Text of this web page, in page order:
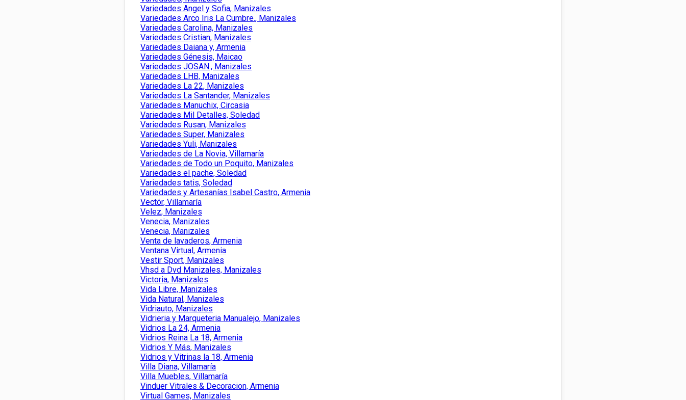
Variedades Angel y Sofia, Manizales
Variedades Arco Iris La Cumbre., Manizales
Variedades Carolina, Manizales
Variedades Cristian, Manizales
Variedades Daiana y, Armenia
Variedades Génesis, Maicao
Variedades JOSAN., Manizales
Variedades LHB, Manizales
Variedades La 22, Manizales
Variedades La Santander, Manizales
Variedades Manuchix, Circasia
Variedades Mil Detalles, Soledad
Variedades Rusan, Manizales
Variedades Super, Manizales
Variedades Yuli, Manizales
Variedades de La Novia, Villamaría
Variedades de Todo un Poquito, Manizales
Variedades el pache, Soledad
Variedades tatis, Soledad
Variedades y Artesanías Isabel Castro, Armenia
Vectór, Villamaría
Velez, Manizales
Venecia, Manizales
Venecia, Manizales
Venta de lavaderos, Armenia
Ventana Virtual, Armenia
Vestir Sport, Manizales
Vhsd a Dvd Manizales, Manizales
Victoria, Manizales
Vida Libre, Manizales
Vida Natural, Manizales
Vidriauto, Manizales
Vidrieria y Marqueteria Manualejo, Manizales
Vidrios La 24, Armenia
Vidrios Reina La 18, Armenia
Vidrios Y Más, Manizales
Vidrios y Vitrinas la 18, Armenia
Villa Diana, Villamaría
Villa Muebles, Villamaría
Vinduer Vitrales & Decoracion, Armenia
Virtual Games, Manizales